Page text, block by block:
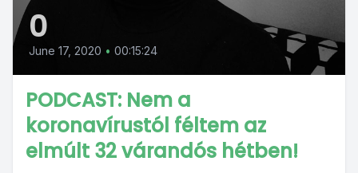
0
June 17, 2020 • 00:15:24
PODCAST: Nem a
koronavírustól féltem az
elmúlt 32 várandós hétben!